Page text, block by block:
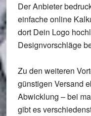
Der Anbieter
einfache online
dort Dein Logo
Designvorschläge
Zu den weiteren
günstigen Versand
Abwicklung – bei
gibt es